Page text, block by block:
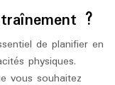
?
de planifier en
physiques.
vous souhaitez